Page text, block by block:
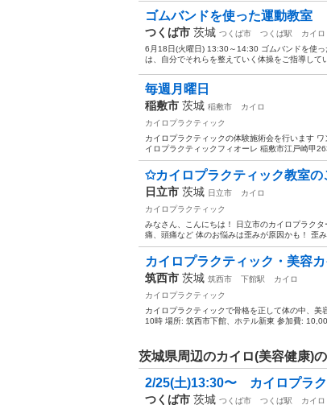
ゴムバンドを使った運動教室
つくば市 茨城 つくば市 つくば駅
カイロ
6月18日(火曜日) 13:30～14:30 ゴムバンドを使
は、自分でそれらを整えていく体操をご指導して
毎週月曜日
稲敷市 茨城 稲敷市
カイロ
カイロプラクティック
カイロプラクティックの体験施術会を行います
イロプラクティックフィオーレ 稲敷市江戸崎甲
✩カイロプラクティック教室
日立市 茨城 日立市
カイロ
カイロプラクティック
みなさん、こんにちは！ 日立市のカイロプラク
痛、頭痛など 体のお悩みは歪みが原因かも！ 歪
カイロプラクティック・美容
筑西市 茨城 筑西市 下館駅
カイロ
カイロプラクティック
カイロプラクティックで骨格を正して体の中、
10時 場所: 筑西市下館、ホテル新東 参加費:
茨城県周辺のカイロ(美容健康)
2/25(土)13:30〜 カイロプラ
つくば市 茨城 つくば市 つくば駅
カイロ